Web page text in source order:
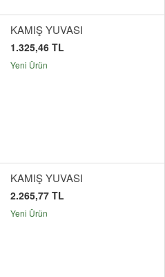
KAMIŞ YUVASI
1.325,46 TL
Yeni Ürün
KAMIŞ YUVASI
2.265,77 TL
Yeni Ürün